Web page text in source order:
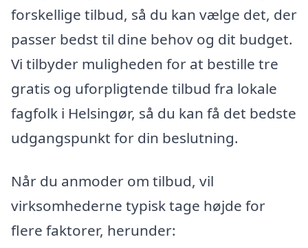
forskellige tilbud, så du kan vælge det, der
passer bedst til dine behov og dit budget.
Vi tilbyder muligheden for at bestille tre
gratis og uforpligtende tilbud fra lokale
fagfolk i Helsingør, så du kan få det bedste
udgangspunkt for din beslutning.
Når du anmoder om tilbud, vil
virksomhederne typisk tage højde for
flere faktorer, herunder: